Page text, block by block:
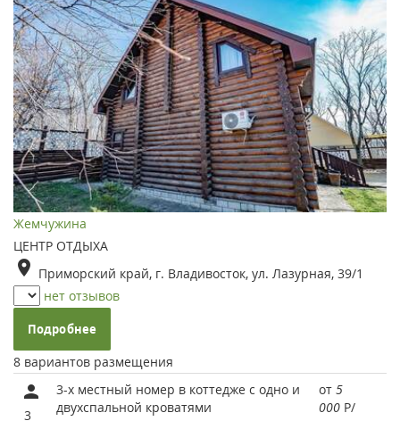
Жемчужина
ЦЕНТР ОТДЫХА
Приморский край, г. Владивосток, ул. Лазурная, 39/1
нет отзывов
Подробнее
8 вариантов размещения
3
3-х местный номер в коттедже с одно и
двухспальной кроватями
от 5
000 Р/